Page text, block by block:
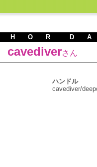
H O R D A
cavediverさん
ハンドル
cavediver/